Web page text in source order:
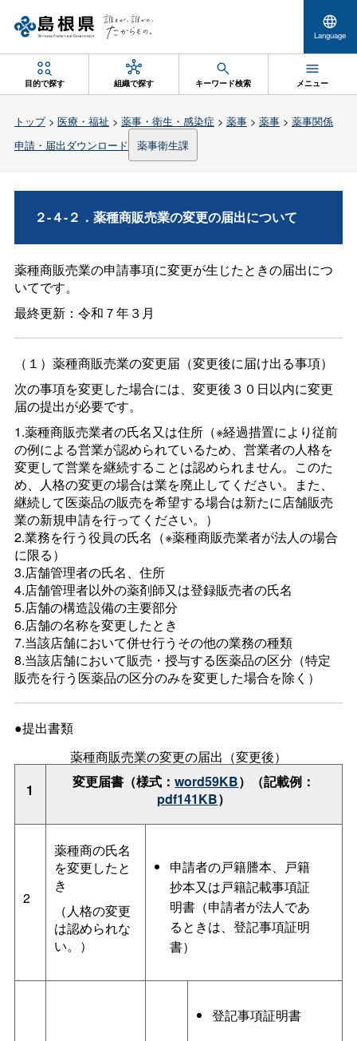
Language
目的で探す 組織で探す キーワード検索 メニュー
トップ> 医療・福祉 > 薬事・衛生・感染症 > 薬事> 薬事> 薬事関係
申請・届出ダウンロード
薬事衛生課
２-４-２．薬種商販売業の変更の届出について
薬種商販売業の申請事項に変更が生じたときの届出につ
いてです。
最終更新：令和７年３月
（１）薬種商販売業の変更届（変更後に届け出る事項）
次の事項を変更した場合には、変更後３０日以内に変更
届の提出が必要です。
1.薬種商販売業者の氏名又は住所（※経過措置により従前
の例による営業が認められているため、営業者の人格を
変更して営業を継続することは認められません。このた
め、人格の変更の場合は業を廃止してください。また、
継続して医薬品の販売を希望する場合は新たに店舗販売
業の新規申請を行ってください。）
2.業務を行う役員の氏名（※薬種商販売業者が法人の場合
に限る）
3.店舗管理者の氏名、住所
4.店舗管理者以外の薬剤師又は登録販売者の氏名
5.店舗の構造設備の主要部分
6.店舗の名称を変更したとき
7.当該店舗において併せ行うその他の業務の種類
8.当該店舗において販売・授与する医薬品の区分（特定
販売を行う医薬品の区分のみを変更した場合を除く）
●提出書類
薬種商販売業の変更の届出（変更後）
1
変更届書（様式：word59KB）（記載例：
pdf141KB）
2
薬種商の氏名
を変更したと
き
（人格の変更
は認められな
い。）
申請者の戸籍謄本、戸籍
抄本又は戸籍記載事項証
明書（申請者が法人であ
るときは、登記事項証明
書）
登記事項証明書